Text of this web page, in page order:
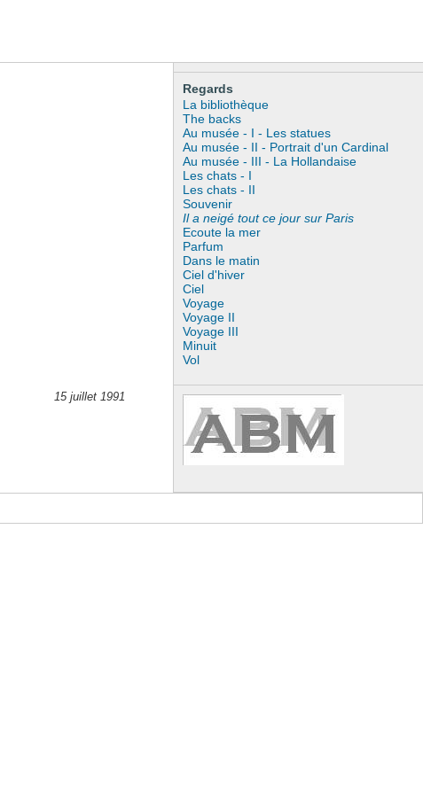
15 juillet 1991
Regards
La bibliothèque
The backs
Au musée - I - Les statues
Au musée - II - Portrait d'un Cardinal
Au musée - III - La Hollandaise
Les chats - I
Les chats - II
Souvenir
Il a neigé tout ce jour sur Paris
Ecoute la mer
Parfum
Dans le matin
Ciel d'hiver
Ciel
Voyage
Voyage II
Voyage III
Minuit
Vol